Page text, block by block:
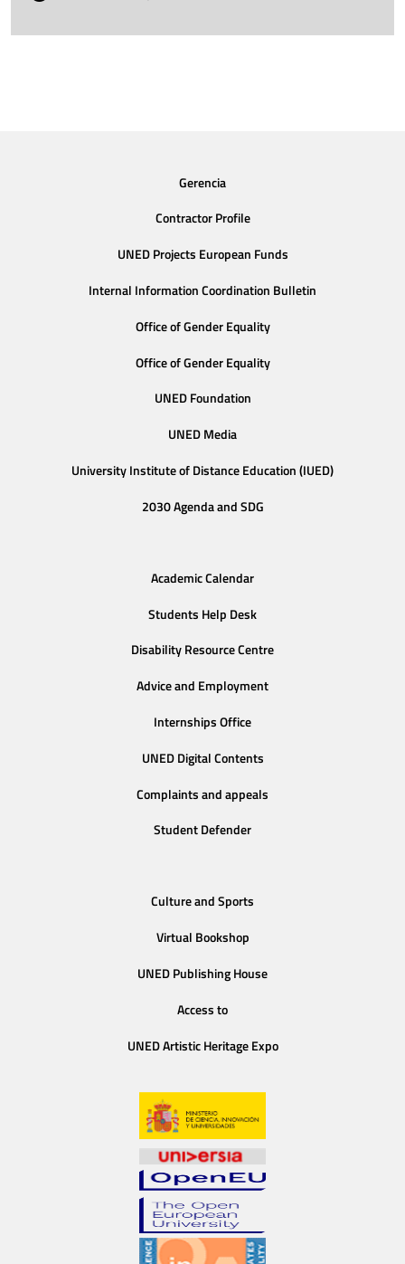
Gerencia
Contractor Profile
UNED Projects European Funds
Internal Information Coordination Bulletin
Office of Gender Equality
Office of Gender Equality
UNED Foundation
UNED Media
University Institute of Distance Education (IUED)
2030 Agenda and SDG
Academic Calendar
Students Help Desk
Disability Resource Centre
Advice and Employment
Internships Office
UNED Digital Contents
Complaints and appeals
Student Defender
Culture and Sports
Virtual Bookshop
UNED Publishing House
Access to
UNED Artistic Heritage Expo